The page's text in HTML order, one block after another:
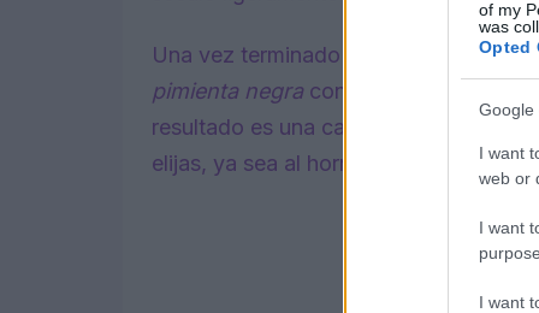
of my
was
Opted
Google
I want
web or
I want
I want
Una vez terminado el remojo,
pimienta negra con un chorrito de
resultado es una capa aromática que
elijas, ya sea al horno, a la plancha o